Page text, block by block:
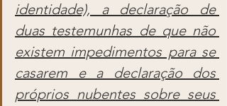
identidade), a declaração de
duas testemunhas de que não
existem impedimentos para se
casarem e a declaração dos
próprios nubentes sobre seus